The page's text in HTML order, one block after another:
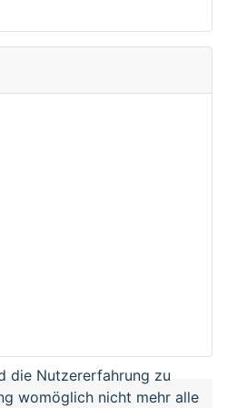
die Nutzererfahrung zu
womöglich nicht mehr alle